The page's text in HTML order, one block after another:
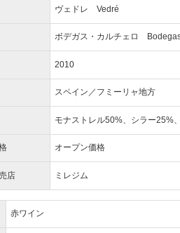
ヴェドレ Vedré
ボデガス・カルチェロ
2010
スペイン／フミーリャ地方
モナストレル50%、シラー25%
オープン価格
店 ミレジム
赤ワイン